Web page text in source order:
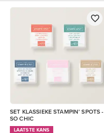
SET KLASSIEKE STAMPIN’ SPOTS -
SO CHIC
LAATSTE KANS